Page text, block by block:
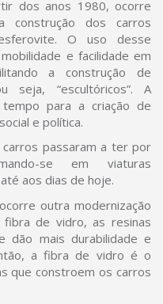
dos anos 1980, ocorre
construção dos carros
O uso desse
e facilidade em
a construção de
seja, “escultóricos”. A
para a criação de
e política.
passaram a ter por
se em viaturas
aos dias de hoje.
outra modernização
fibra de vidro, as resinas
dão mais durabilidade e
a fibra de vidro é o
que constroem os carros